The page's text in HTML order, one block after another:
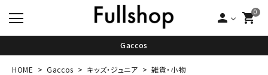
person 0
shopping_cart
Gaccos
HOME Gaccos キッズ・ジュニア 雑貨・小物